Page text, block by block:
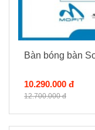
Bàn bóng bàn
10.290.000 đ
12.700.000 đ